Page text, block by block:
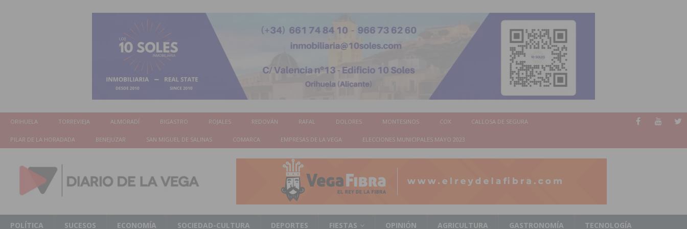
ORIHUELA TORREVIEJA ALMORADÍ BIGASTRO ROJALES REDOVÁN RAFAL DOLORES MONTESINOS COX CALLOSA DE SEGURA
PILAR DE LA HORADADA BENEJUZAR SAN MIGUEL DE SALINAS COMARCA EMPRESAS DE LA VEGA ELECCIONES MUNICIPALES MAYO 2023
POLÍTICA SUCESOS ECONOMÍA SOCIEDAD-CULTURA DEPORTES FIESTAS OPINIÓN AGRICULTURA GASTRONOMÍA TECNOLOGÍA